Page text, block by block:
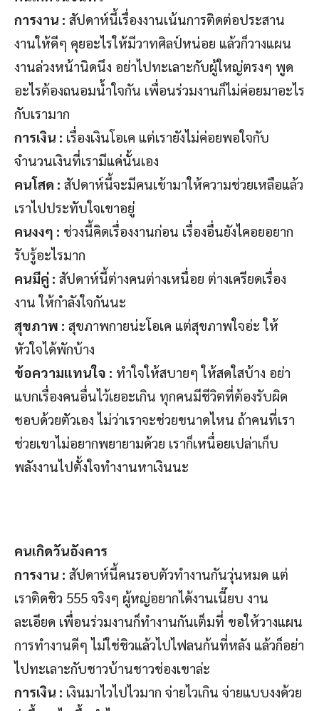
การงาน : สัปดาห์นี้เรื่องงานเน้นการติดต่อประสาน
งานให้ดีๆ คุยอะไรให้มีวาทศิลป์หน่อย แล้วก็วางแผน
งานล่วงหน้านิดนึง อย่าไปทะเลาะกับผู้ใหญ่ตรงๆ พูด
อะไรต้องถนอมน้ำใจกัน เพื่อนร่วมงานก็ไม่ค่อยมาอะไร
กับเรามาก
การเงิน : เรื่องเงินโอเค แต่เรายังไม่ค่อยพอใจกับ
จำนวนเงินที่เรามีแค่นั้นเอง
คนโสด : สัปดาห์นี้จะมีคนเข้ามาให้ความช่วยเหลือแล้ว
เราไปประทับใจเขาอยู่
คนงงๆ : ช่วงนี้คิดเรื่องงานก่อน เรื่องอื่นยังไคอยอยาก
รับรู้อะไรมาก
คนมีคู่ : สัปดาห์นี้ต่างคนต่างเหนื่อย ต่างเครียดเรื่อง
งาน ให้กำลังใจกันนะ
สุขภาพ : สุขภาพกายน่ะโอเค แต่สุขภาพใจอ่ะ ให้
หัวใจได้พักบ้าง
ข้อความแทนใจ : ทำใจให้สบายๆ ให้สดใสบ้าง อย่า
แบกเรื่องคนอื่นไว้เยอะเกิน ทุกคนมีชีวิตที่ต้องรับผิด
ชอบด้วยตัวเอง ไม่ว่าเราจะช่วยขนาดไหน ถ้าคนที่เรา
ช่วยเขาไม่อยากพยายามด้วย เราก็เหนื่อยเปล่าเก็บ
พลังงานไปตั้งใจทำงานหาเงินนะ
คนเกิดวันอังคาร
การงาน : สัปดาห์นี้คนรอบตัวทำงานกันวุ่นหมด แต่
เราติดชิว 555 จริงๆ ผู้หญ่อยากได้งานเนี๊ยบ งาน
ละเอียด เพื่อนร่วมงานก็ทำงานกันเต็มที่ ขอให้วางแผน
การทำงานดีๆ ไม่ใช่ชิวแล้วไปไฟลนก้นที่หลัง แล้วก็อย่า
ไปทะเลาะกับชาวบ้านชาวช่องเขาล่ะ
การเงิน : เงินมาไวไปไวมาก จ่ายไวเกิน จ่ายแบบงงด้วย